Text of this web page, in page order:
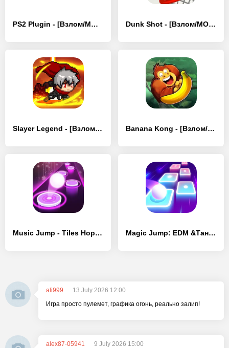
PS2 Plugin - [Взлом/МОД Все открыто] Dunk Shot - [Взлом/МОД Все открыто]
Slayer Legend - [Взлом/МОД Все открыто] Banana Kong - [Взлом/МОД Unlocked]
Music Jump - Tiles Hop - [Взлом/МОД Unlocked] Magic Jump: EDM &Танцы - [Взлом/МОД Меню]
ali999
13 July 2026 12:00
Игра просто пулемет, графика огонь, реально залип!
alex87-05941
9 July 2026 15:00